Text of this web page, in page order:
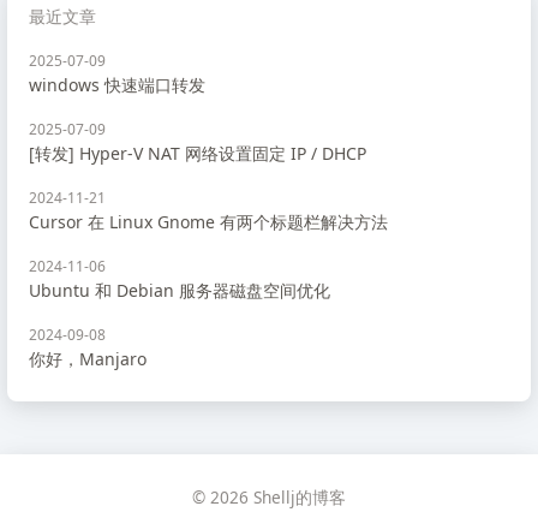
最近文章
2025-07-09
windows 快速端口转发
2025-07-09
[转发] Hyper-V NAT 网络设置固定 IP / DHCP
2024-11-21
Cursor 在 Linux Gnome 有两个标题栏解决方法
2024-11-06
Ubuntu 和 Debian 服务器磁盘空间优化
2024-09-08
你好，Manjaro
© 2026 Shellj的博客